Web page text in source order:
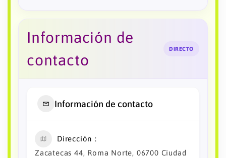
Información de
contacto
DIRECTO
Información de contacto
Dirección
Zacatecas 44, Roma Norte, 06700 Ciudad